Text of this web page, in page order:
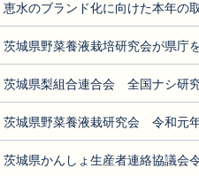
恵水のブランド化に向けた本年の
茨城県野菜養液栽培研究会が県庁
茨城県梨組合連合会 全国ナシ研
茨城県野菜養液栽研究会 令和元
茨城県かんしょ生産者連絡協議会